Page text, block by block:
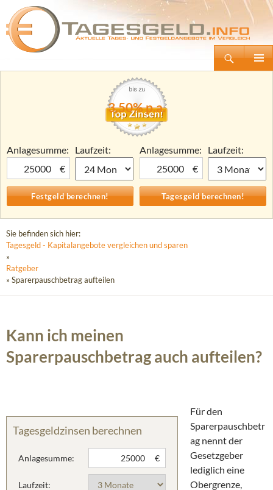
Tagesgeld.info – Tagesgeldkonten vergleichen und Tagesgeld-Zinsen berechnen
Zum
3,50% p.a.
Anlagesumme:
€
Laufzeit:
Anlagesumme:
€
Laufzeit:
Sie befinden sich hier:
Tagesgeld - Kapitalangebote vergleichen und sparen
»
Ratgeber
» Sparerpauschbetrag aufteilen
Kann ich meinen
Sparerpauschbetrag auch aufteilen?
Tagesgeldzinsen berechnen
Anlagesumme: €
Laufzeit:
Für den
Sparerpauschbetr
ag nennt der
Gesetzgeber
lediglich eine
Obergrenze,